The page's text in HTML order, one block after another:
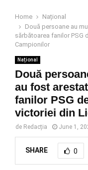
Home
Național
Două persoane au
sărbătoarea fanilor PSG
Campionilor
Național
Două
au fost
fanilor PSG
victoriei din
de Redacția June 1,
SHARE 0